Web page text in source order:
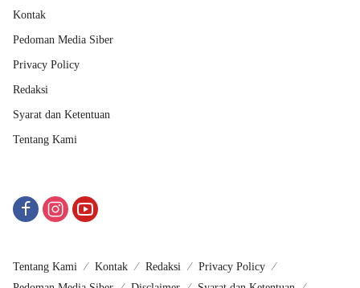
Kontak
Pedoman Media Siber
Privacy Policy
Redaksi
Syarat dan Ketentuan
Tentang Kami
Tentang Kami Kontak Redaksi
Privacy Policy